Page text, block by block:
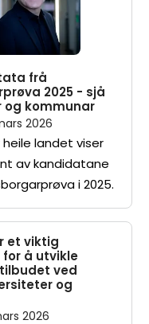
frå
2025 - sjå
og kommunar
2026
landet viser
av kandidatane
i 2025.
et viktig
å utvikle
ved
og
2026